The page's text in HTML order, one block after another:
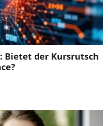
Bietet der Kursrutsch